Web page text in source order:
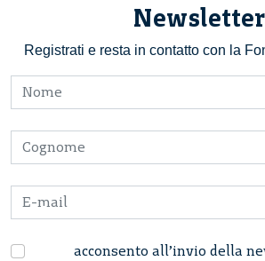
Newsletter
Registrati e resta in contatto con la
acconsento all’invio della